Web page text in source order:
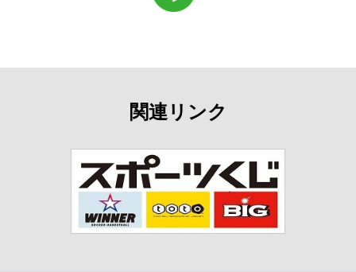
関連リンク